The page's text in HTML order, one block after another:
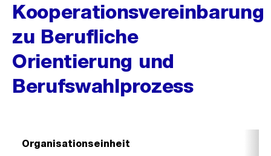
Kooperationsvereinbarung
zu Berufliche
Orientierung und
Berufswahlprozess
Organisationseinheit